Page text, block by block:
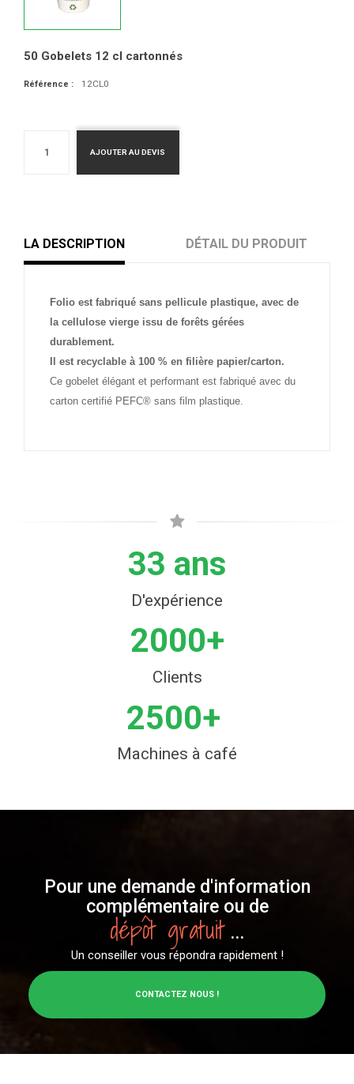
50 Gobelets 12 cl cartonnés
Référence : 12CL0
AJOUTER AU DEVIS
LA DESCRIPTION DÉTAIL DU PRODUIT
Folio est fabriqué sans pellicule plastique, avec de
la cellulose vierge issu de forêts gérées
durablement.
Il est recyclable à 100 % en filière papier/carton.
Ce gobelet élégant et performant est fabriqué avec du
carton certifié PEFC® sans film plastique.
33 ans
D'expérience
2000+
Clients
2500+
Machines à café
Pour une demande d'information
complémentaire ou de
dépôt gratuit ...
Un conseiller vous répondra rapidement !
CONTACTEZ NOUS !